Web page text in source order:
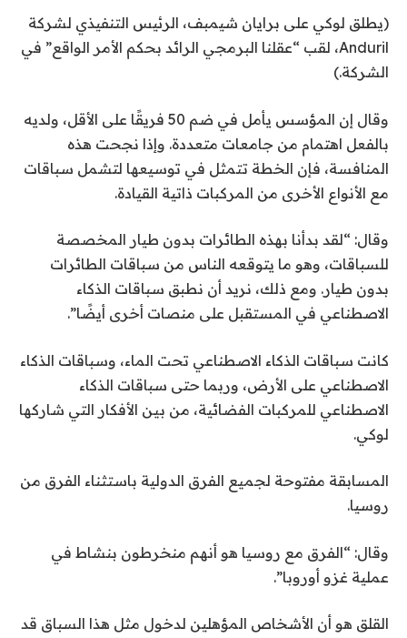
(يطلق لوكي على برايان شيمبف، الرئيس التنفيذي لشركة
Anduril، لقب “عقلنا البرمجي الرائد بحكم الأمر الواقع” في
الشركة.)
وقال إن المؤسس يأمل في ضم 50 فريقًا على الأقل، ولديه
بالفعل اهتمام من جامعات متعددة. وإذا نجحت هذه
المنافسة، فإن الخطة تتمثل في توسيعها لتشمل سباقات
مع الأنواع الأخرى من المركبات ذاتية القيادة.
وقال: “لقد بدأنا بهذه الطائرات بدون طيار المخصصة
للسباقات، وهو ما يتوقعه الناس من سباقات الطائرات
بدون طيار. ومع ذلك، نريد أن نطبق سباقات الذكاء
الاصطناعي في المستقبل على منصات أخرى أيضًا”.
كانت سباقات الذكاء الاصطناعي تحت الماء، وسباقات الذكاء
الاصطناعي على الأرض، وربما حتى سباقات الذكاء
الاصطناعي للمركبات الفضائية، من بين الأفكار التي شاركها
لوكي.
المسابقة مفتوحة لجميع الفرق الدولية باستثناء الفرق من
روسيا.
وقال: “الفرق مع روسيا هو أنهم منخرطون بنشاط في
عملية غزو أوروبا”.
القلق هو أن الأشخاص المؤهلين لدخول مثل هذا السباق قد